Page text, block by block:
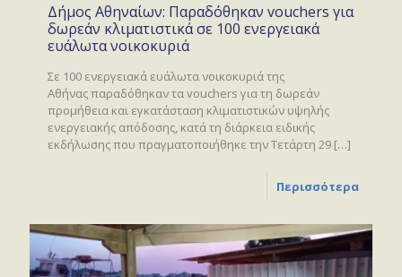
Δήμος Αθηναίων: Παραδόθηκαν vouchers για
δωρεάν κλιματιστικά σε 100 ενεργειακά
ευάλωτα νοικοκυριά
Σε 100 ενεργειακά ευάλωτα νοικοκυριά της
Αθήνας παραδόθηκαν τα vouchers για τη δωρεάν
προμήθεια και εγκατάσταση κλιματιστικών υψηλής
ενεργειακής απόδοσης, κατά τη διάρκεια ειδικής
εκδήλωσης που πραγματοποιήθηκε την Τετάρτη 29 […]
Περισσότερα